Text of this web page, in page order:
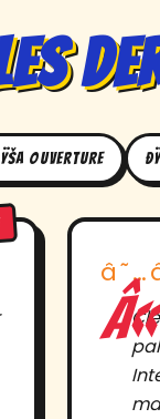
Ouverture